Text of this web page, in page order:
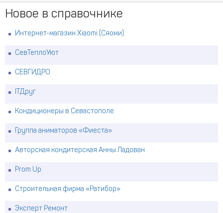
Новое в справочнике
Интернет-магазин Xiaomi (Сяоми)
СевТеплоУют
СЕВГИДРО
ITДруг
Кондиционеры в Севастополе
Группа аниматоров «Фиеста»
Авторская кондитерская Анны Ладован
Prom Up
Строительная фирма «Ратибор»
Эксперт Ремонт